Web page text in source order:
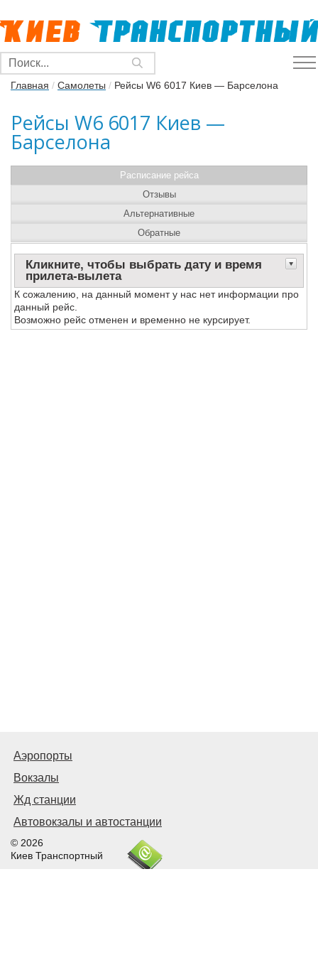
Главная / Самолеты / Рейсы W6 6017 Киев — Барселона
Рейсы W6 6017 Киев —
Барселона
Расписание рейса
Кликните, чтобы выбрать дату и время
прилета-вылета
К сожалению, на данный момент у нас нет информации про
данный рейс.
Возможно рейс отменен и временно не курсирует.
Отзывы
Альтернативные
Обратные
Аэропорты
Вокзалы
Жд станции
Автовокзалы и автостанции
© 2026
Киев Транспортный